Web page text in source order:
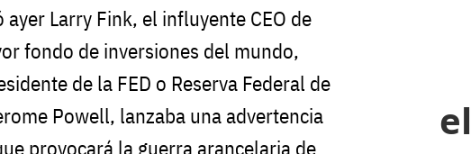
ayer Larry Fink, el influyente CEO de
fondo de inversiones del mundo,
de la FED o Reserva Federal de
Powell, lanzaba una advertencia
provocará la guerra arancelaria de